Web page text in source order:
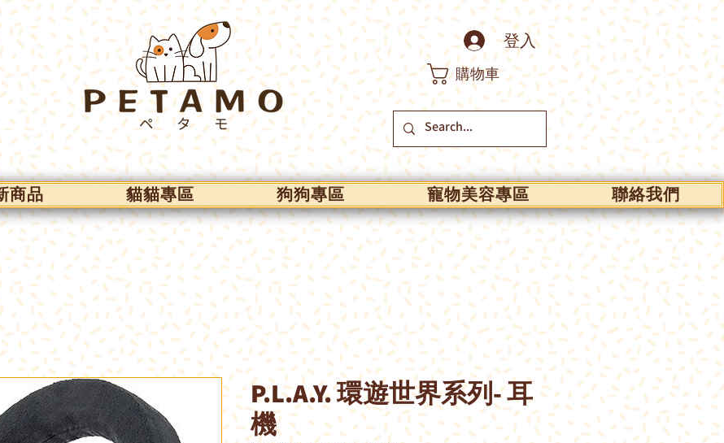
登入
購物車
商品 貓貓專區 狗狗專區 寵物美容專區 聯絡我們
P.L.A.Y. 環遊世界系列- 耳
機